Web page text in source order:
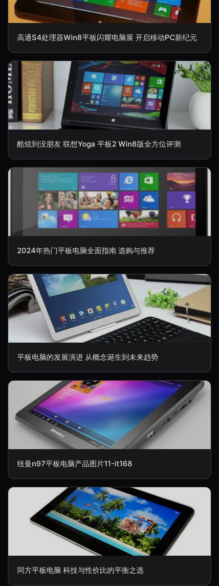
高通S4处理器Win8平板闪耀电脑展 开启移动PC新纪元
酷炫到没朋友 联想Yoga 平板2 Win8版全方位评测
2024年热门平板电脑全面指南 选购与推荐
平板电脑的发展演进 从概念诞生到未来趋势
纽曼n97平板电脑产品图片11-it168
同方平板电脑 科技与性价比的平衡之选